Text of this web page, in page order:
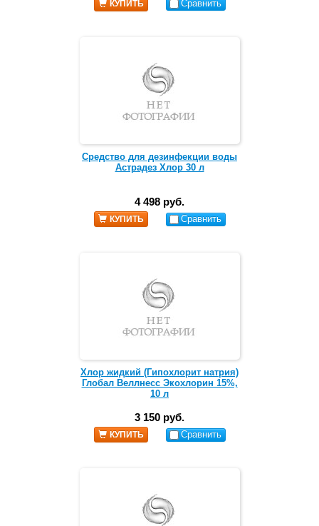
КУПИТЬ Сравнить
Средство для дезинфекции воды
Астрадез Хлор 30 л
4 498 руб.
КУПИТЬ Сравнить
Хлор жидкий (Гипохлорит натрия)
Глобал Веллнесс Экохлорин 15%,
10 л
3 150 руб.
КУПИТЬ Сравнить